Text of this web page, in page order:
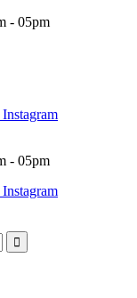
- 05pm
Instagram
- 05pm
Instagram